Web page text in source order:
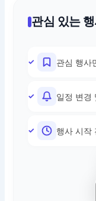
관심 있는
관심 행사
일정 변경
행사 시작